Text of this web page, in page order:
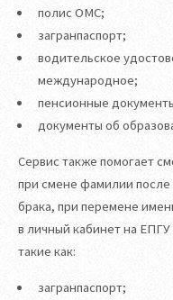
полис ОМС;
загранпаспорт;
водительское
международное;
пенсионные
документы об
Сервис также помогает
при смене фамилии
брака, при перемене
в личный кабинет на
такие как:
загранпаспорт;